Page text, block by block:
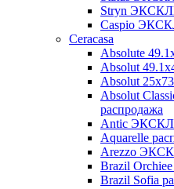
Stryn
Сaspio
Ceracasa
Absolute
Absolut
Absolut
Absolut
распродажа
Antic
Aquarelle
Arezzo
Brazil
Brazil Sofia